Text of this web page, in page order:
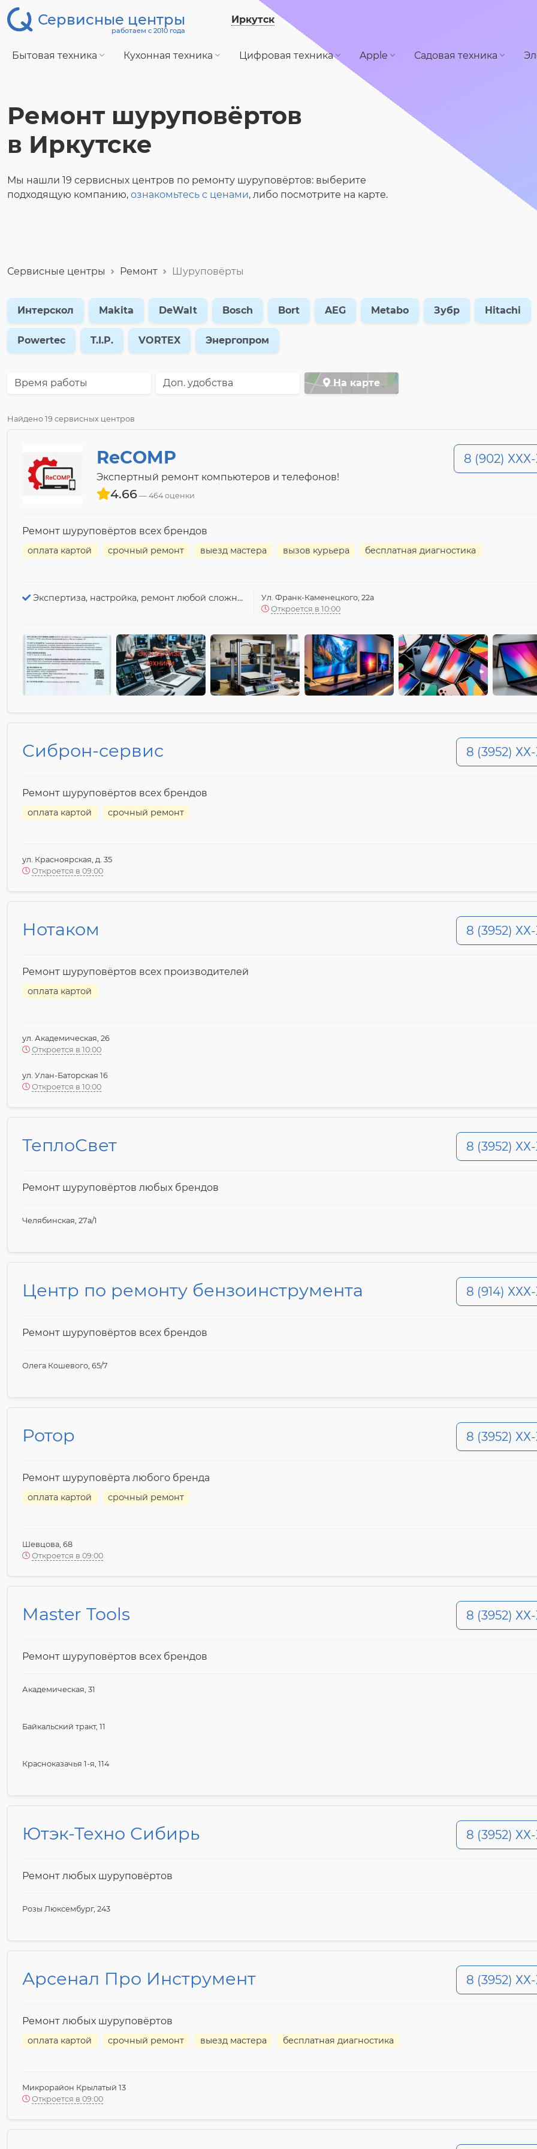
Сервисные центры
работаем с 2010 года
Иркутск
Бытовая техника Кухонная техника Цифровая техника Apple Садовая техника
Ремонт шуруповёртов
в Иркутске
Мы нашли 19 сервисных центров по ремонту шуруповёртов: выберите
подходящую компанию, ознакомьтесь с ценами, либо посмотрите на карте.
Сервисные центры Ремонт Шуруповёрты
Интерскол Makita DeWalt Bosch Bort AEG Metabo Зубр Hitachi
Powertec T.I.P. VORTEX Энергопром
Время работы Доп. удобства На карте
Найдено 19 сервисных центров
ReCOMP
Экспертный ремонт компьютеров и телефонов!
4.66 464 оценки
8 (902) ХХХ-
Ремонт шуруповёртов всех брендов
оплата картой срочный ремонт выезд мастера вызов курьера бесплатная диагностика
Экспертиза, настройка, ремонт любой сложности!
Ул. Франк-Каменецкого, 22а
Откроется в 10:00
Сиброн-сервис 8 (3952)
Ремонт шуруповёртов всех брендов
оплата картой срочный ремонт
ул. Красноярская, д. 35
Откроется в 09:00
Нотаком 8 (3952)
Ремонт шуруповёртов всех производителей
оплата картой
ул. Академическая, 26
Откроется в 10:00
ул. Улан-Баторская 16
Откроется в 10:00
ТеплоСвет 8 (3952)
Ремонт шуруповёртов любых брендов
Челябинская, 27а/1
Центр по ремонту бензоинструмента 8 (914)
Ремонт шуруповёртов всех брендов
Олега Кошевого, 65/7
Ротор 8 (3952)
Ремонт шуруповёрта любого бренда
оплата картой срочный ремонт
Шевцова, 68
Откроется в 09:00
Master Tools 8 (3952)
Ремонт шуруповёртов всех брендов
Академическая, 31
Байкальский тракт, 11
Красноказачья 1-я, 114
Ютэк-Техно Сибирь 8 (3952)
Ремонт любых шуруповёртов
Розы Люксембург, 243
Арсенал Про Инструмент 8 (3952)
Ремонт любых шуруповёртов
оплата картой срочный ремонт выезд мастера бесплатная диагностика
Микрорайон Крылатый 13
Откроется в 09:00